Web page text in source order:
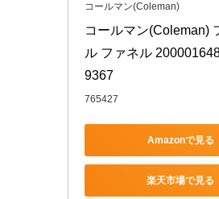
コールマン(Coleman)
コールマン(Coleman)
ル ファネル
9367
765427
Amazonで見る
楽天市場で見る